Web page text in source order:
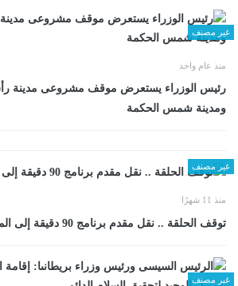
غير مصنف
منذ عام واحد
رئيس الوزراء يستعرض موقف مشروعى مدينة
ومدينة شمس الحكمة
غير مصنف
منذ 11 شهرًا
توقف الحلقة .. نقل مقدم برنامج 90 دقيقة إلى المستشفى في وعكة
غير مصنف